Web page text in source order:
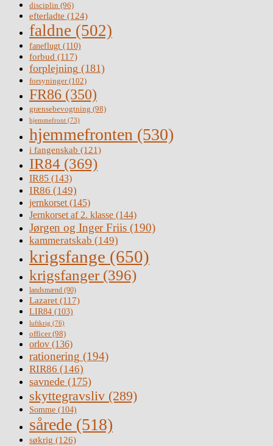
disciplin (96)
efterladte (124)
faldne (502)
faneflugt (110)
forbud (117)
forplejning (181)
forsyninger(102)
FR86 (350)
grænsebevogtning (98)
hjemmefront (73)
hjemmefronten (530)
i fangenskab (121)
IR84 (369)
IR85 (143)
IR86 (149)
jernkorset(145)
Jernkorset af 2. klasse (144)
Jørgen og Inger Friis (190)
kammeratskab (149)
krigsfange (650)
krigsfanger (396)
landsmænd (90)
Lazaret (117)
LIR84 (103)
luftkrig (76)
officer(98)
orlov (136)
rationering (194)
RIR86 (146)
savnede (175)
skyttegravsliv (289)
Somme (104)
sårede (518)
søkrig (126)